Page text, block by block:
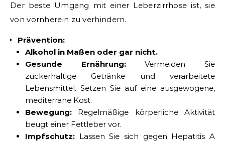
Der beste Umgang mit einer Leberzirrhose ist, sie
von vornherein zu verhindern.
Prävention:
Alkohol in Maßen oder gar nicht.
Gesunde Ernährung:Vermeiden Sie
zuckerhaltige Getränke und verarbeitete
Lebensmittel. Setzen Sie auf eine ausgewogene,
mediterrane Kost.
Bewegung: Regelmäßige körperliche Aktivität
beugt einer Fettleber vor.
Impfschutz: Lassen Sie sich gegen Hepatitis A